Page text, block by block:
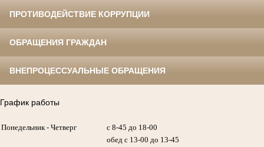
ПРОТИВОДЕЙСТВИЕ КОРРУПЦИИ
ОБРАЩЕНИЯ ГРАЖДАН
ВНЕПРОЦЕССУАЛЬНЫЕ ОБРАЩЕНИЯ
График работы
Понедельник - Четверг
с 8-45 до 18-00
обед с 13-00 до 13-45